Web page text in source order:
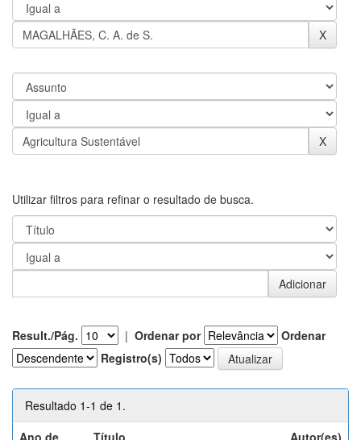
Utilizar filtros para refinar o resultado de busca.
Result./Pág. | Ordenar por
Ordenar
Registro(s)
Resultado 1-1 de 1.
Ano de
Título Autor(es)